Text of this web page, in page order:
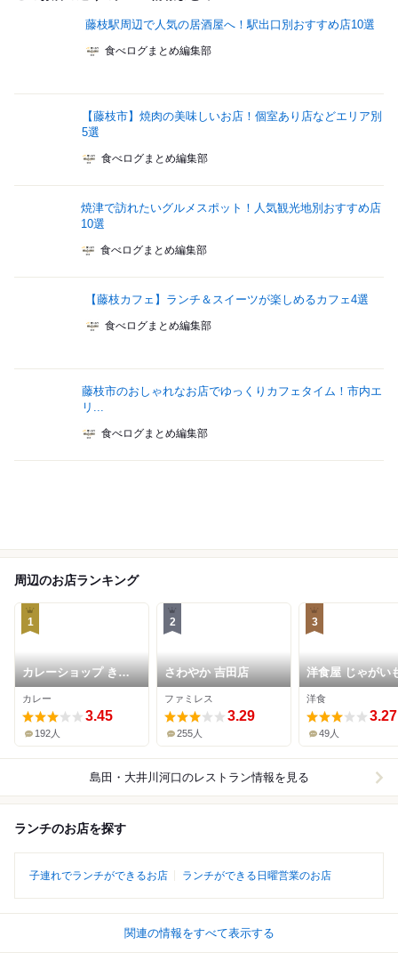
藤枝駅周辺で人気の居酒屋へ！駅出口別おすすめ店10選
食べログまとめ編集部
【藤枝市】焼肉の美味しいお店！個室あり店などエリア別
5選
食べログまとめ編集部
焼津で訪れたいグルメスポット！人気観光地別おすすめ店
10選
食べログまとめ編集部
【藤枝カフェ】ランチ＆スイーツが楽しめるカフェ4選
食べログまとめ編集部
藤枝市のおしゃれなお店でゆっくりカフェタイム！市内エ
リ...
食べログまとめ編集部
周辺のお店ランキング
1
カレーショップ きし
ばた
カレー
3.45
192人
2
さわやか 吉田店
ファミレス
3.29
255人
3
洋食屋 じゃがい
田店
洋食
3.27
49人
島田・大井川河口のレストラン情報を見る
ランチのお店を探す
子連れでランチができるお店 ランチができる日曜営業のお店
関連の情報をすべて表示する